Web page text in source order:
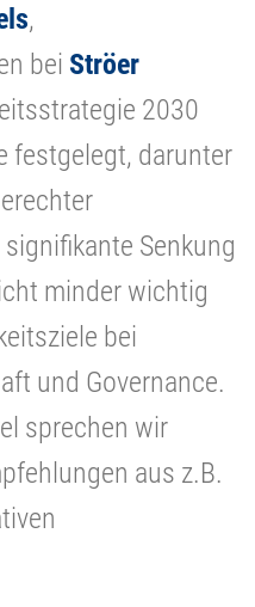
,
bei Ströer
2030
festgelegt, darunter
Senkung
minder wichtig
bei
und Governance.
sprechen wir
aus z.B.